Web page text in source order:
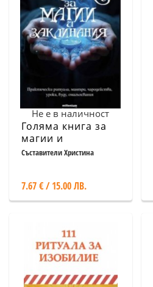
Не е в наличност
Голяма книга за
магии и
заклинания
Съставители Христина
7.67 € / 15.00 ЛВ.